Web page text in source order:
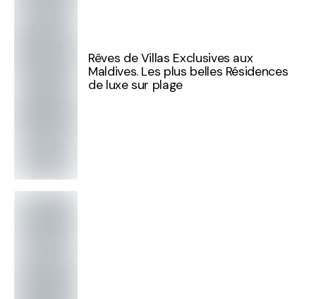
Rêves de Villas Exclusives aux
Maldives. Les plus belles Résidences
de luxe sur plage